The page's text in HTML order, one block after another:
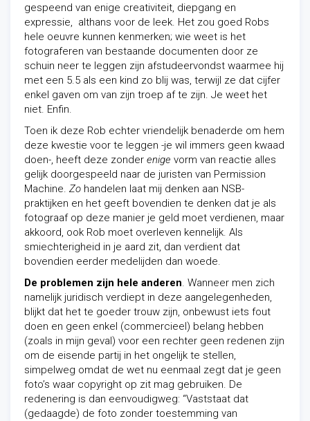
gespeend van enige creativiteit, diepgang en
expressie, althans voor de leek. Het zou goed Robs
hele oeuvre kunnen kenmerken; wie weet is het
fotograferen van bestaande documenten door ze
schuin neer te leggen zijn afstudeervondst waarmee hij
met een 5.5 als een kind zo blij was, terwijl ze dat cijfer
enkel gaven om van zijn troep af te zijn. Je weet het
niet. Enfin.
Toen ik deze Rob echter vriendelijk benaderde om hem
deze kwestie voor te leggen -je wil immers geen kwaad
doen-, heeft deze zonder enige vorm van reactie alles
gelijk doorgespeeld naar de juristen van Permission
Machine. Zo handelen laat mij denken aan NSB-
praktijken en het geeft bovendien te denken dat je als
fotograaf op deze manier je geld moet verdienen, maar
akkoord, ook Rob moet overleven kennelijk. Als
smiechterigheid in je aard zit, dan verdient dat
bovendien eerder medelijden dan woede.
De problemen zijn hele anderen. Wanneer men zich
namelijk juridisch verdiept in deze aangelegenheden,
blijkt dat het te goeder trouw zijn, onbewust iets fout
doen en geen enkel (commercieel) belang hebben
(zoals in mijn geval) voor een rechter geen redenen zijn
om de eisende partij in het ongelijk te stellen,
simpelweg omdat de wet nu eenmaal zegt dat je geen
foto’s waar copyright op zit mag gebruiken. De
redenering is dan eenvoudigweg: “Vaststaat dat
(gedaagde) de foto zonder toestemming van